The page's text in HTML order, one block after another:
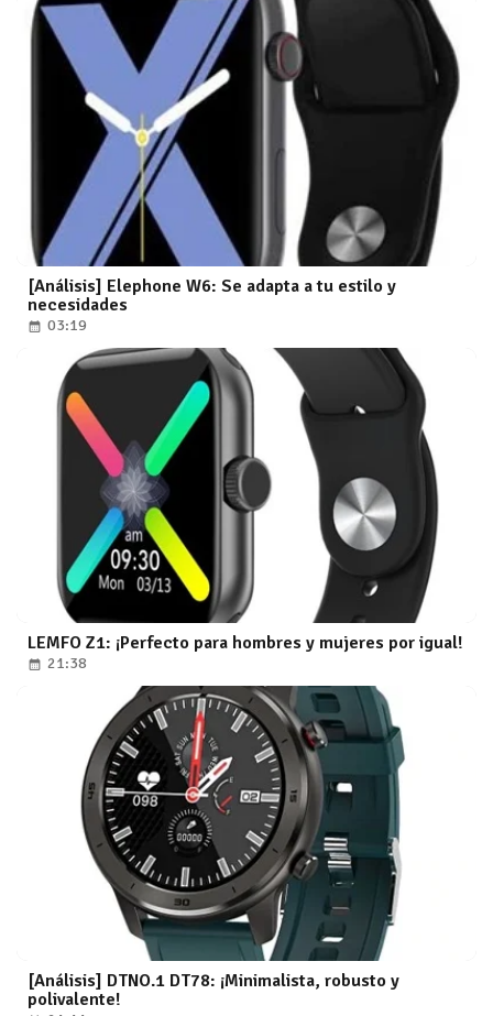
[Análisis] Elephone W6: Se adapta a tu estilo y
necesidades
03:19
LEMFO Z1: ¡Perfecto para hombres y mujeres por igual!
21:38
[Análisis] DTNO.1 DT78: ¡Minimalista, robusto y
polivalente!